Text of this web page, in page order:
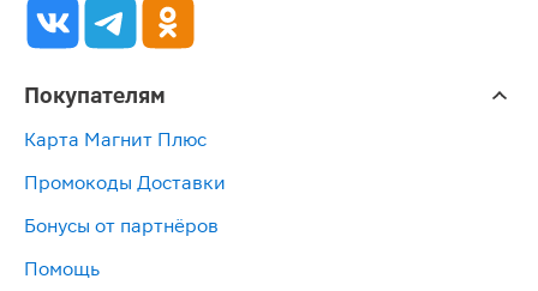
Покупателям
Карта Магнит Плюс
Промокоды Доставки
Бонусы от партнёров
Помощь